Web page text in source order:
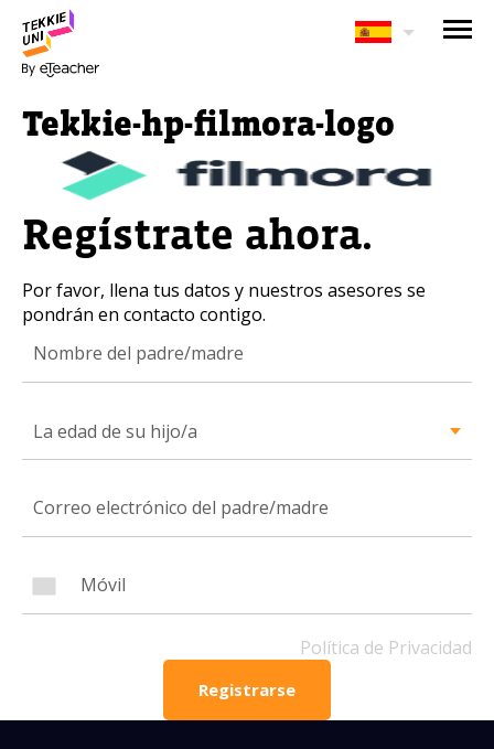
Tekkie-hp-filmora-logo
Regístrate ahora.
Por favor, llena tus datos y nuestros asesores se
pondrán en contacto contigo.
La edad de su hijo/a
Política de Privacidad
Registrarse
¿Te interesan nuestros
Nuestros asesores responderán tus
preguntas con gusto. Haz clic abajo para
dejar tu información.
Nombre completo del padre/madre
La edad de su hijo/a
Correo electrónico del padre/madre
OBTENER INFORMACIÓN